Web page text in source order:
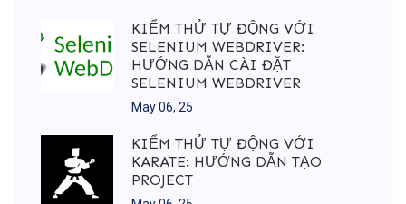
KIỂM THỬ TỰ ĐỘNG VỚI
SELENIUM WEBDRIVER:
HƯỚNG DẪN CÀI ĐẶT
SELENIUM WEBDRIVER
May 06, 25
KIỂM THỬ TỰ ĐỘNG VỚI
KARATE: HƯỚNG DẪN TẠO
PROJECT